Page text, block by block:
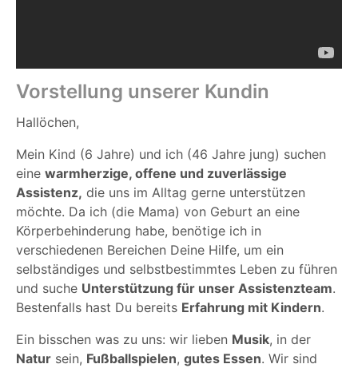
Vorstellung unserer Kundin
Hallöchen,
Mein Kind (6 Jahre) und ich (46 Jahre jung) suchen
eine warmherzige, offene und zuverlässige
Assistenz, die uns im Alltag gerne unterstützen
möchte. Da ich (die Mama) von Geburt an eine
Körperbehinderung habe, benötige ich in
verschiedenen Bereichen Deine Hilfe, um ein
selbständiges und selbstbestimmtes Leben zu führen
und suche Unterstützung für unser Assistenzteam.
Bestenfalls hast Du bereits Erfahrung mit Kindern.
Ein bisschen was zu uns: wir lieben Musik, in der
Natur sein, Fußballspielen, gutes Essen. Wir sind